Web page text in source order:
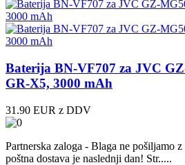
Baterija BN-VF707 za JVC
GR-X5, 3000 mAh
31.90 EUR z DDV
Partnerska zaloga - Blaga ne pošiljamo
poštna dostava je naslednji dan! Str.....